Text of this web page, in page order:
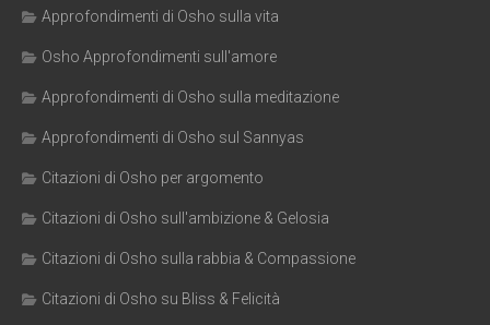
Approfondimenti di Osho sulla vita
Osho Approfondimenti sull'amore
Approfondimenti di Osho sulla meditazione
Approfondimenti di Osho sul Sannyas
Citazioni di Osho per argomento
Citazioni di Osho sull'ambizione & Gelosia
Citazioni di Osho sulla rabbia & Compassione
Citazioni di Osho su Bliss & Felicità